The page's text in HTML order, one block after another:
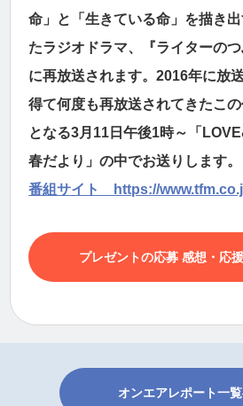
命」と「生きている命」を描き
たラジオドラマ、『ライターの
に再放送されます。2016年に放
得て何度も再放送されてきたこ
となる3月11日午後1時～「
春だより」の中でお送りします。
番組サイト https://
プレゼントの応募 感想・応
オンエアレポート一